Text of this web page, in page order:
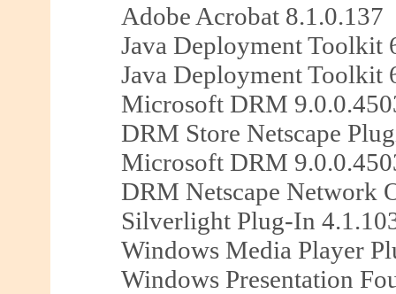
Adobe Acrobat 8.1.0.137
Java Deployment Toolkit
Java Deployment Toolkit
Microsoft DRM
DRM Store Netscape
Microsoft DRM
DRM Netscape Network
Silverlight Plug-In
Windows Media Player
Windows Presentation